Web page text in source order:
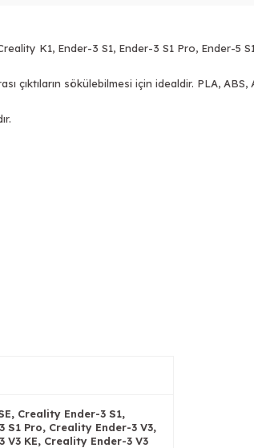
K1, Ender-3 S1, Ender-3 S1 Pro, Ender-5
çıktıların sökülebilmesi için idealdir. PLA, ABS,
Creality Ender-3 S1,
S1 Pro, Creality Ender-3 V3,
V3 KE, Creality Ender-3 V3